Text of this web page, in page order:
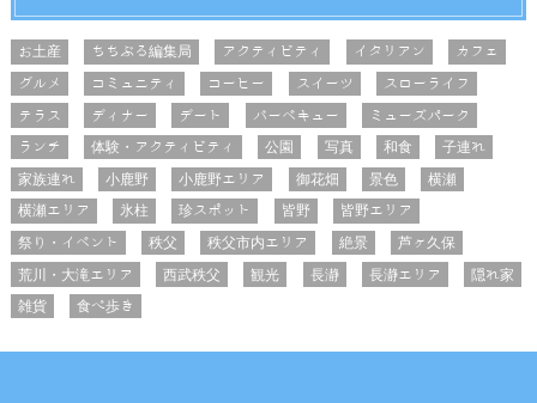
お土産 ちちぶる編集局 アクティビティ イタリアン
カフェ
グルメ
コミュニティ コーヒー スイーツ
スローライフ
テラス
ディナー デート バーベキュー
ミューズパーク
ランチ
体験・アクティビティ 公園 写真 和食
子連れ
家族連れ
小鹿野 小鹿野エリア 御花畑 景色
横瀬
横瀬エリア
氷柱 珍スポット 皆野
皆野エリア
祭り・イベント
秩父 秩父市内エリア 絶景
芦ヶ久保
荒川・大滝エリア
西武秩父 観光 長瀞 長瀞エリア
隠れ家
雑貨
食べ歩き